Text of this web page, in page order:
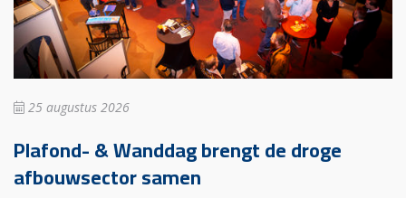
25 augustus 2026
Plafond- & Wanddag brengt de droge
afbouwsector samen